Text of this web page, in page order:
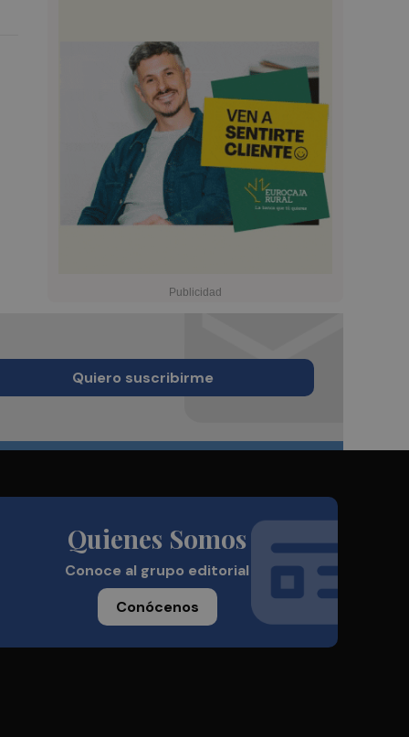
Quiero suscribirme
Quienes Somos
Conoce al grupo editorial
Conócenos